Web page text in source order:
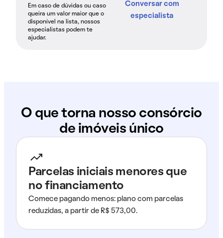
Em caso de dúvidas ou caso
queira um valor maior que o
disponível na lista, nossos
especialistas podem te
ajudar.
Conversar com
especialista
O que torna nosso consórcio
de imóveis único
Parcelas iniciais menores que
no financiamento
Comece pagando menos: plano com parcelas
reduzidas, a partir de R$ 573,00.